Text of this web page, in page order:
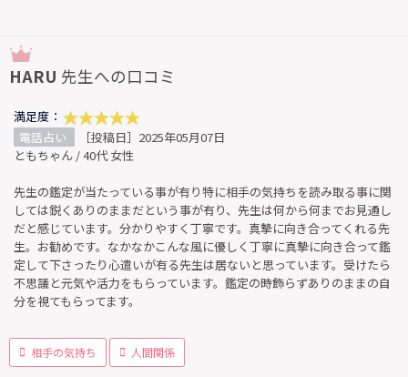
HARU 先生への口コミ
満足度：
電話占い
［投稿日］2025年05月07日
ともちゃん / 40代 女性
先生の鑑定が当たっている事が有り特に相手の気持ちを読み取る事に関
しては鋭くありのままだという事が有り、先生は何から何までお見通し
だと感じています。分かりやすく丁寧です。真摯に向き合ってくれる先
生。お勧めです。なかなかこんな風に優しく丁寧に真摯に向き合って鑑
定して下さったり心遣いが有る先生は居ないと思っています。受けたら
不思議と元気や活力をもらっています。鑑定の時飾らずありのままの自
分を視てもらってます。
相手の気持ち 人間関係